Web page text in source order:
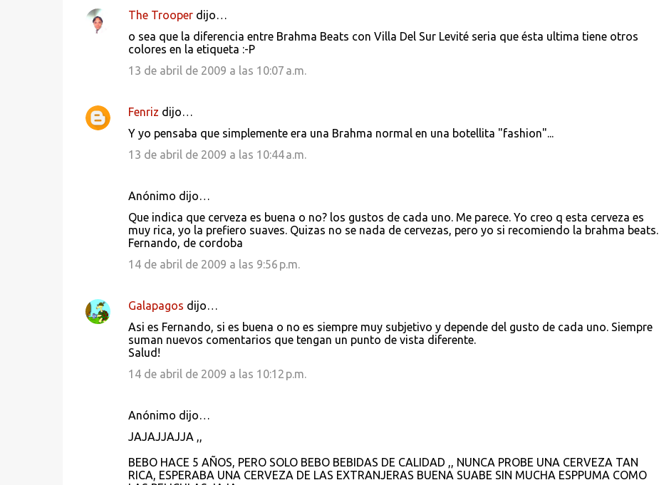
The Trooperdijo…
o sea que la diferencia entre Brahma Beats con Villa Del Sur Levité seria que ésta ultima tiene otros
colores en la etiqueta :-P
13 de abril de 2009 a las 10:07 a.m.
Fenriz dijo…
Y yo pensaba que simplemente era una Brahma normal en una botellita "fashion"...
13 de abril de 2009 a las 10:44 a.m.
Anónimo dijo…
Que indica que cerveza es buena o no? los gustos de cada uno. Me parece. Yo creo q esta cerveza es
muy rica, yo la prefiero suaves. Quizas no se nada de cervezas, pero yo si recomiendo la brahma beats.
Fernando, de cordoba
14 de abril de 2009 a las 9:56 p.m.
Galapagos dijo…
Asi es Fernando, si es buena o no es siempre muy subjetivo y depende del gusto de cada uno. Siempre
suman nuevos comentarios que tengan un punto de vista diferente.
Salud!
14 de abril de 2009 a las 10:12 p.m.
Anónimo dijo…
JAJAJJAJJA ,,
BEBO HACE 5 AÑOS, PERO SOLO BEBO BEBIDAS DE CALIDAD ,, NUNCA PROBE UNA CERVEZA TAN
RICA, ESPERABA UNA CERVEZA DE LAS EXTRANJERAS BUENA SUABE SIN MUCHA ESPPUMA COMO